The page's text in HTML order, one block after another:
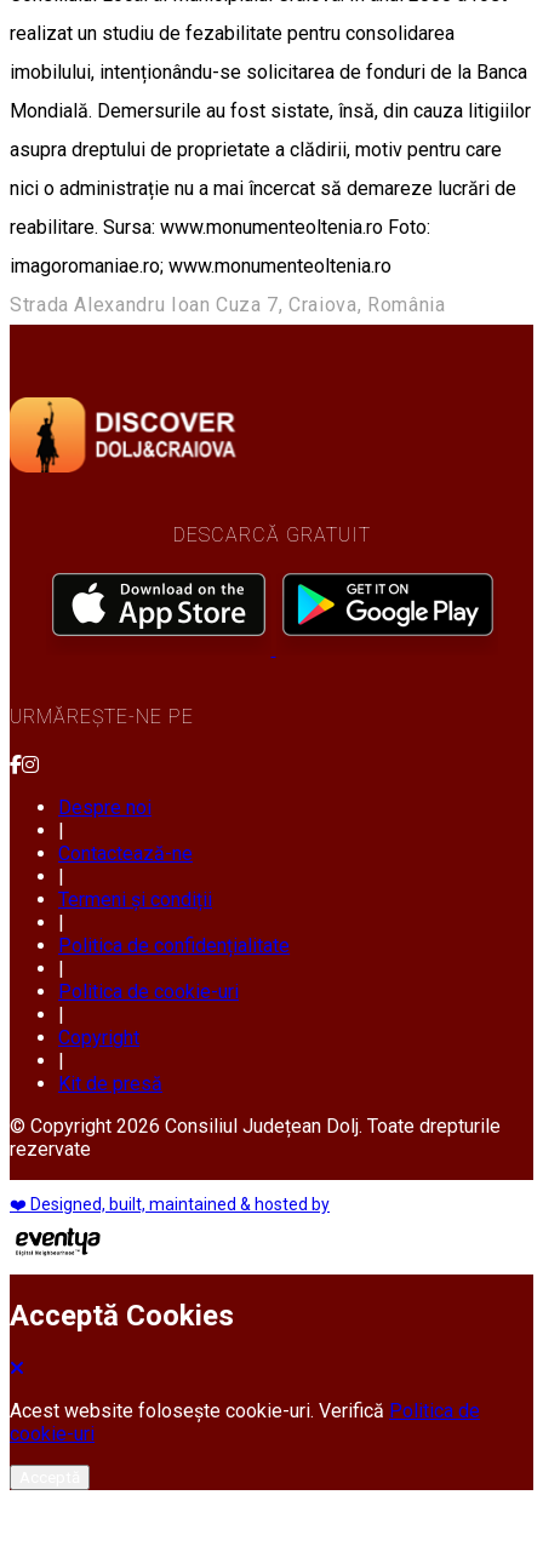
realizat un studiu de fezabilitate pentru consolidarea
imobilului, intenționându-se solicitarea de fonduri de la Banca
Mondială. Demersurile au fost sistate, însă, din cauza litigiilor
asupra dreptului de proprietate a clădirii, motiv pentru care
nici o administrație nu a mai încercat să demareze lucrări de
reabilitare. Sursa: www.monumenteoltenia.ro Foto:
imagoromaniae.ro; www.monumenteoltenia.ro
Strada Alexandru Ioan Cuza 7, Craiova, România
DESCARCĂ GRATUIT
URMĂREȘTE-NE PE
Despre noi
Contactează-ne
Termeni și condiții
Politica de confidențialitate
Politica de cookie-uri
Copyright
Kit de presă
© Copyright 2026 Consiliul Județean Dolj. Toate drepturile
rezervate
❤️ Designed, built, maintained & hosted by
Acceptă Cookies
Acest website folosește cookie-uri. Verifică Politica de
cookie-uri